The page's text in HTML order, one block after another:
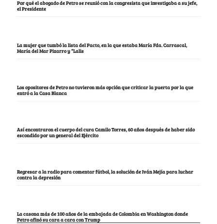
Por qué el abogado de Petro se reunió con la congresista que investigaba a su jefe,
el Presidente
La mujer que tumbó la lista del Pacto, en la que estaba María Fda. Carrascal,
María del Mar Pizarro y “Lalis
Los opositores de Petro no tuvieron más opción que criticar la puerta por la que
entró a la Casa Blanca
Así encontraron el cuerpo del cura Camilo Torres, 60 años después de haber sido
escondido por un general del Ejército
Regresar a la radio para comentar fútbol, la solución de Iván Mejía para luchar
contra la depresión
La casona más de 100 años de la embajada de Colombia en Washington donde
Petro afinó su cara a cara con Trump